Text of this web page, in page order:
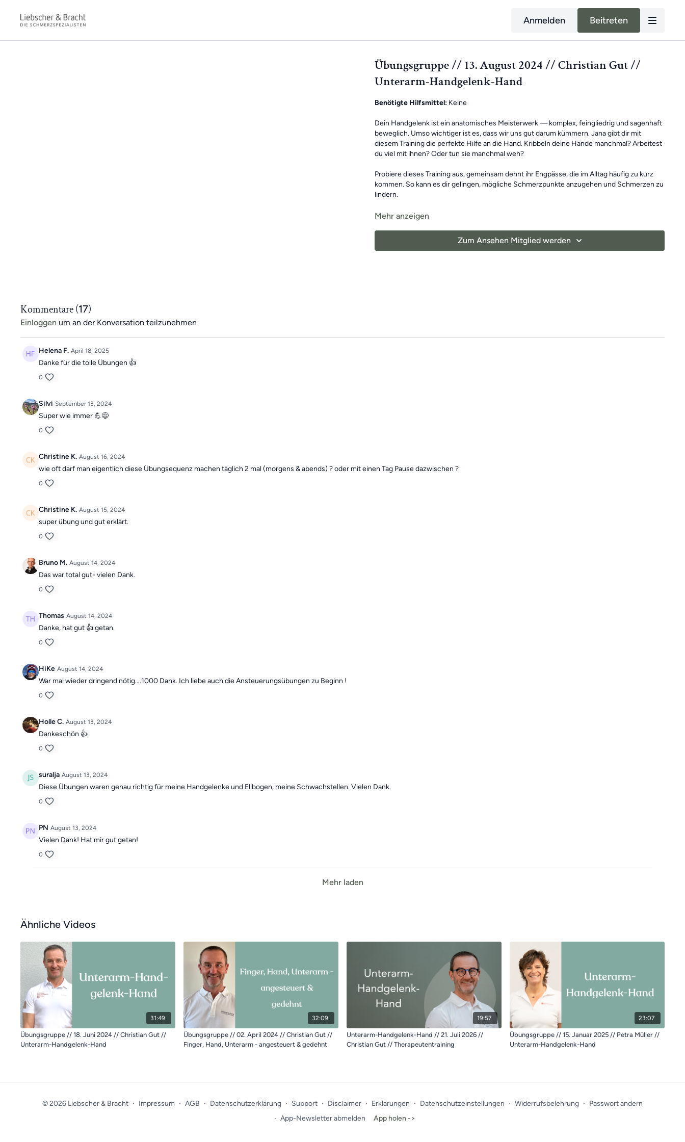
Anmelden Beitreten
Übungsgruppe // 13. August 2024 // Christian Gut //
Unterarm-Handgelenk-Hand
Benötigte Hilfsmittel: Keine
Dein Handgelenk ist ein anatomisches Meisterwerk — komplex, feingliedrig und sagenhaft
beweglich. Umso wichtiger ist es, dass wir uns gut darum kümmern. Jana gibt dir mit
diesem Training die perfekte Hilfe an die Hand. Kribbeln deine Hände manchmal? Arbeitest
du viel mit ihnen? Oder tun sie manchmal weh?
Probiere dieses Training aus, gemeinsam dehnt ihr Engpässe, die im Alltag häufig zu kurz
kommen. So kann es dir gelingen, mögliche Schmerzpunkte anzugehen und Schmerzen zu
lindern.
Mehr anzeigen
Zum Ansehen Mitglied werden
Kommentare (17)
Einloggen um an der Konversation teilzunehmen
Helena F. April 18, 2025
Danke für die tolle Übungen 👍
0
Silvi September 13, 2024
Super wie immer 💪😅
0
Christine K. August 16, 2024
wie oft darf man eigentlich diese Übungsequenz machen täglich 2 mal (morgens & abends) ? oder mit einen Tag Pause dazwischen ?
0
Christine K. August 15, 2024
super übung und gut erklärt.
0
Bruno M. August 14, 2024
Das war total gut- vielen Dank.
0
Thomas August 14, 2024
Danke, hat gut 👍 getan.
0
HiKe August 14, 2024
War mal wieder dringend nötig….1000 Dank. Ich liebe auch die Ansteuerungsübungen zu Beginn !
0
Holle C. August 13, 2024
Dankeschön 👍
0
suralja August 13, 2024
Diese Übungen waren genau richtig für meine Handgelenke und Ellbogen, meine Schwachstellen. Vielen Dank.
0
PN August 13, 2024
Vielen Dank! Hat mir gut getan!
0
Mehr laden
Ähnliche Videos
31:49
Übungsgruppe // 18. Juni 2024 // Christian Gut //
Unterarm-Handgelenk-Hand
32:09
Übungsgruppe // 02. April 2024 // Christian Gut //
Finger, Hand, Unterarm - angesteuert & gedehnt
19:57
Unterarm-Handgelenk-Hand // 21. Juli 2026 //
Christian Gut // Therapeutentraining
23:07
Übungsgruppe // 15. Januar 2025 // Petra Müller //
Unterarm-Handgelenk-Hand
© 2026 Liebscher & Bracht ∙ Impressum ∙ AGB ∙ Datenschutzerklärung ∙ Support ∙ Disclaimer ∙ Erklärungen ∙ Datenschutzeinstellungen ∙ Widerrufsbelehrung ∙ Passwort ändern
∙ App-Newsletter abmelden App holen ->